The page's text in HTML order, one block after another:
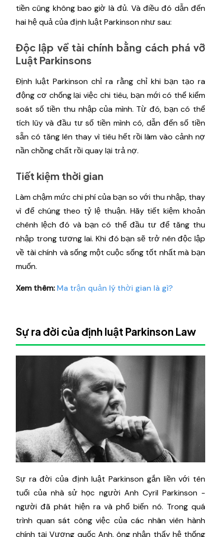
tiền cũng không bao giờ là đủ. Và điều đó dẫn đến
hai hệ quả của định luật Parkinson như sau:
Độc lập về tài chính bằng cách phá vỡ
Luật Parkinsons
Định luật Parkinson chỉ ra rằng chỉ khi bạn tạo ra
động cơ chống lại việc chi tiêu, bạn mới có thể kiểm
soát số tiền thu nhập của mình. Từ đó, bạn có thể
tích lũy và đầu tư số tiền mình có, dẫn đến số tiền
sẵn có tăng lên thay vì tiêu hết rồi lâm vào cảnh nợ
nần chồng chất rồi quay lại trả nợ.
Tiết kiệm thời gian
Làm chậm mức chi phí của bạn so với thu nhập, thay
vì để chúng theo tỷ lệ thuận. Hãy tiết kiệm khoản
chênh lệch đó và bạn có thể đầu tư để tăng thu
nhập trong tương lai. Khi đó bạn sẽ trở nên độc lập
về tài chính và sống một cuộc sống tốt nhất mà bạn
muốn.
Xem thêm: Ma trận quản lý thời gian là gì?
Sự ra đời của định luật Parkinson Law
Sự ra đời của định luật Parkinson gắn liền với tên
tuổi của nhà sử học người Anh Cyril Parkinson -
người đã phát hiện ra và phổ biến nó. Trong quá
trình quan sát công việc của các nhân viên hành
chính tại Vương quốc Anh, ông nhận thấy hệ thống